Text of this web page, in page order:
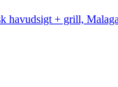
+ grill,